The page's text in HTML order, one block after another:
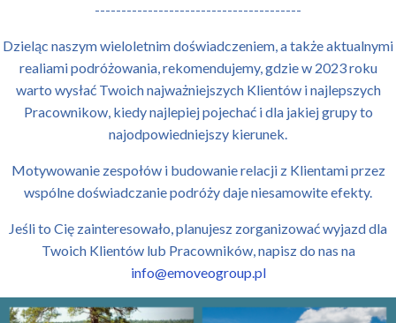
---------------------------------------
Dzieląc naszym wieloletnim doświadczeniem, a także aktualnymi
realiami podróżowania, rekomendujemy, gdzie w 2023 roku
warto wysłać Twoich najważniejszych Klientów i najlepszych
Pracownikow, kiedy najlepiej pojechać i dla jakiej grupy to
najodpowiedniejszy kierunek.
Motywowanie zespołów i budowanie relacji z Klientami przez
wspólne doświadczanie podróży daje niesamowite efekty.
Jeśli to Cię zainteresowało, planujesz zorganizować wyjazd dla
Twoich Klientów lub Pracowników, napisz do nas na
info@emoveogroup.pl